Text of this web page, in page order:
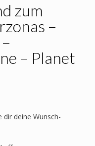
zum
–
– Planet
dir deine Wunsch-